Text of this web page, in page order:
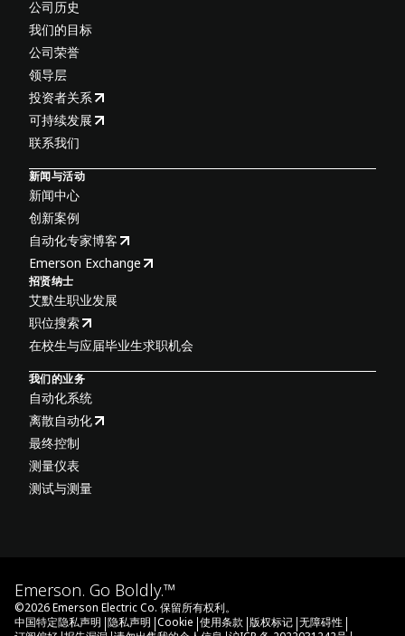
公司历史
我们的目标
公司荣誉
领导层
投资者关系
可持续发展
联系我们
新闻与活动
新闻中心
创新案例
自动化专家博客
Emerson Exchange
招贤纳士
艾默生职业发展
职位搜索
在校生与应届毕业生求职机会
我们的业务
自动化系统
离散自动化
最终控制
测量仪表
测试与测量
Emerson. Go Boldly.™
©2026Emerson Electric Co. 保留所有权利。
中国特定隐私声明 |隐私声明 |Cookie |使用条款 |版权标记 |无障碍性 |